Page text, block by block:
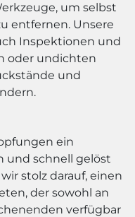
um selbst
entfernen. Unsere
Inspektionen und
oder undichten
und
ein
und schnell gelöst
stolz darauf, einen
der sowohl an
verfügbar